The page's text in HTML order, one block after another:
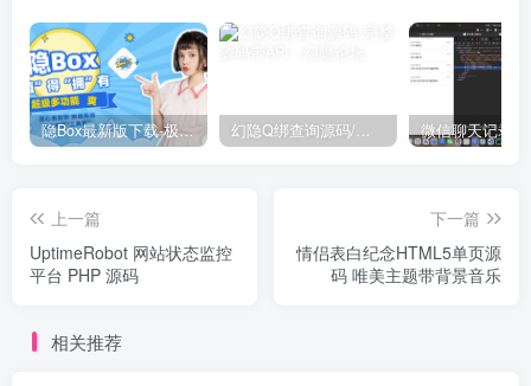
隐Box最新版下载-极致模式 幻隐Q绑查询源码/完整源码带API
上一篇
UptimeRobot 网站状态监控
平台 PHP 源码
下一篇
情侣表白纪念HTML5单页源
码 唯美主题带背景音乐
相关推荐